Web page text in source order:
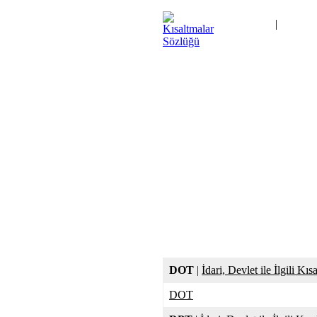
|
DOT | İdari, Devlet ile İlgili
DOT